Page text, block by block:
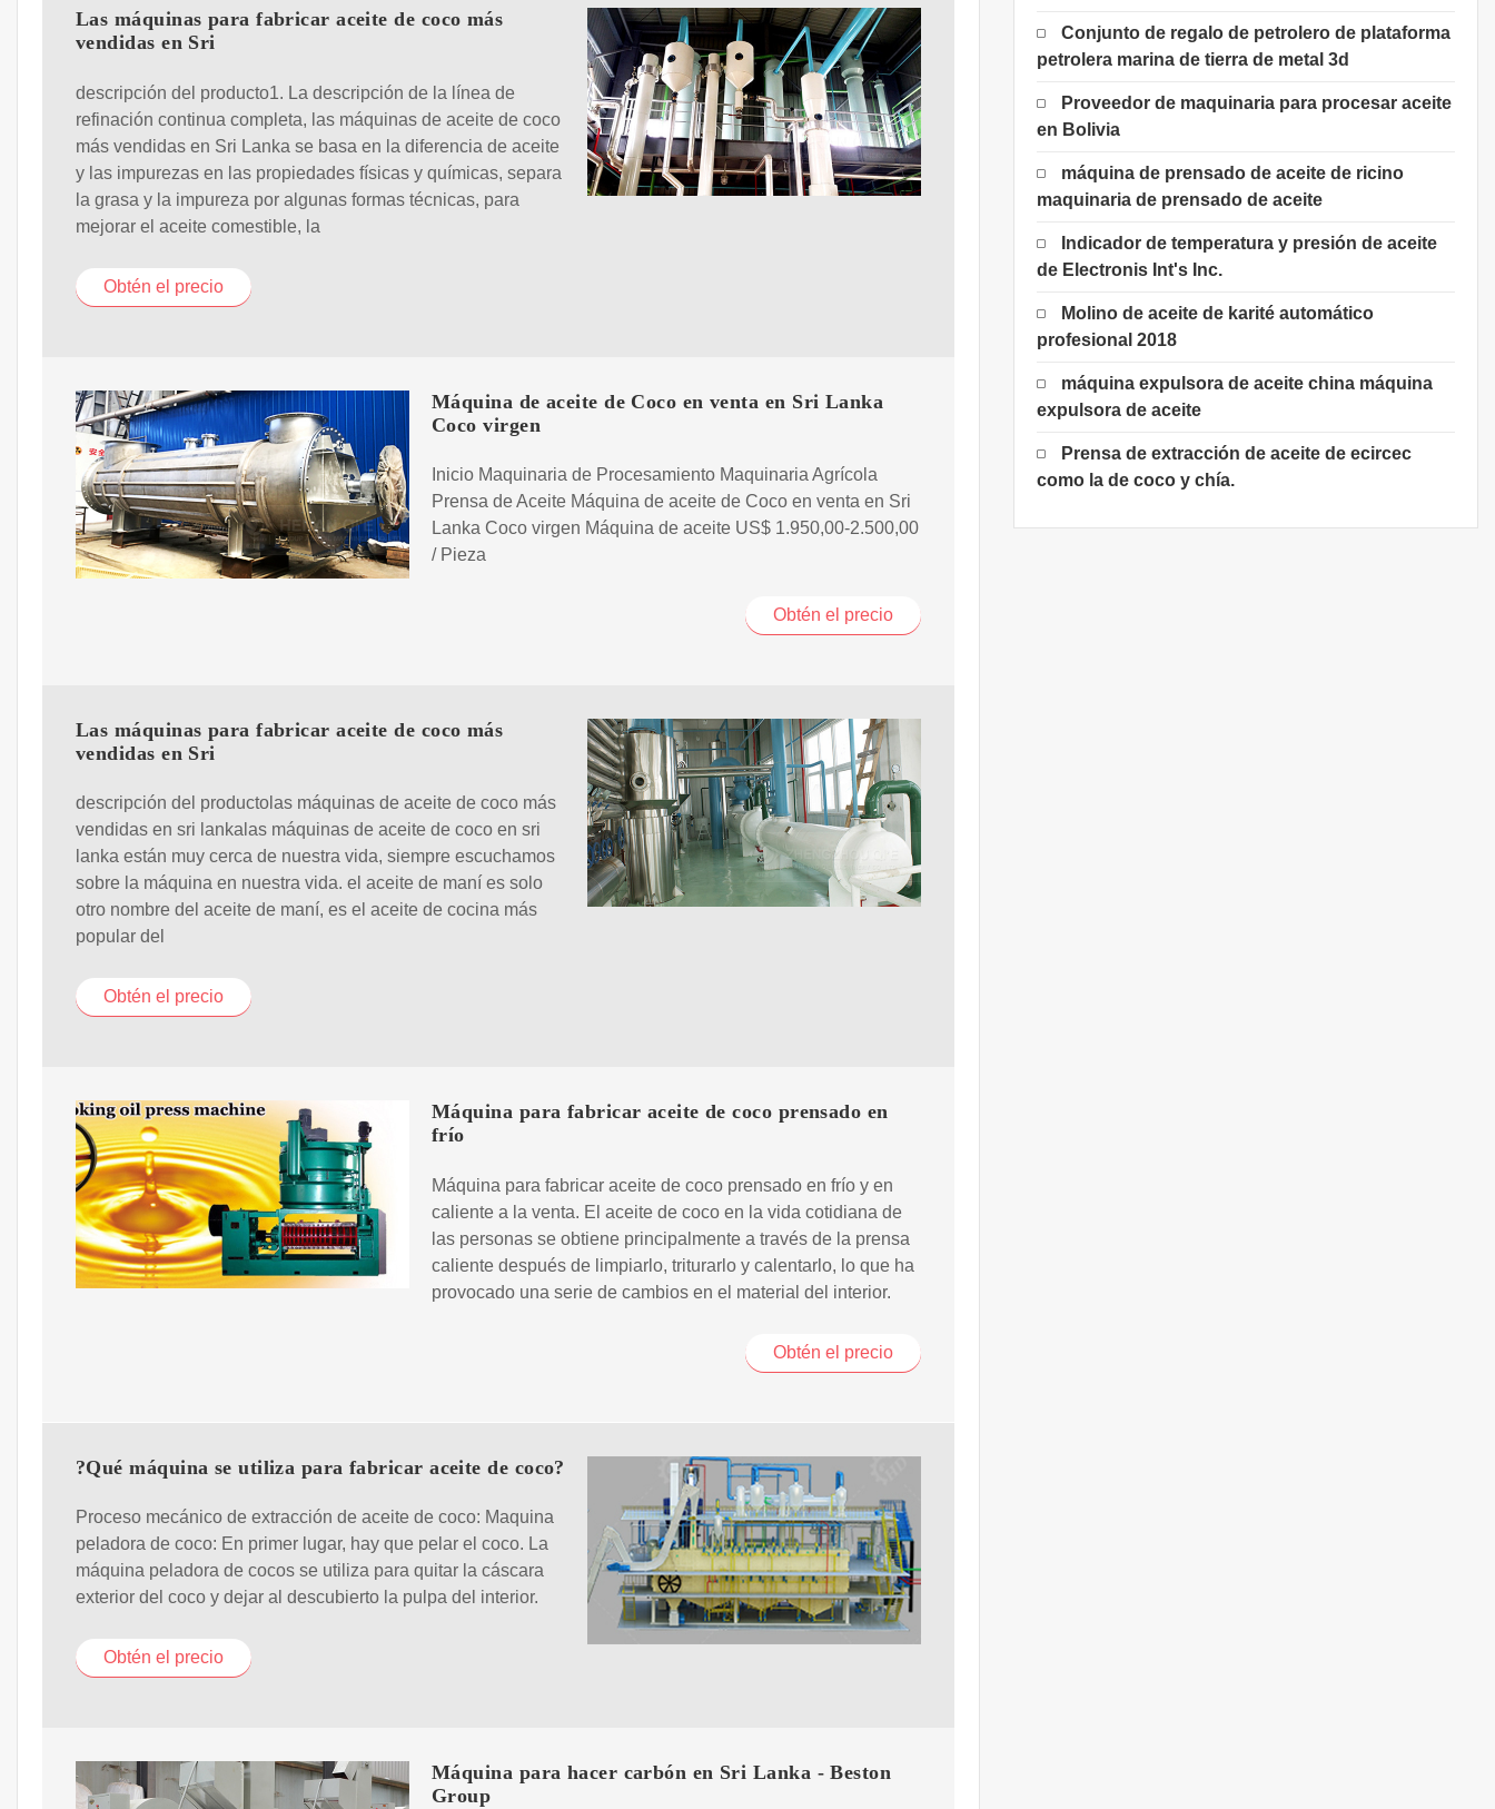
Las máquinas para fabricar aceite de coco más
vendidas en Sri
descripción del producto1. La descripción de la línea de
refinación continua completa, las máquinas de aceite de coco
más vendidas en Sri Lanka se basa en la diferencia de aceite
y las impurezas en las propiedades físicas y químicas, separa
la grasa y la impureza por algunas formas técnicas, para
mejorar el aceite comestible, la
Obtén el precio
Máquina de aceite de Coco en venta en Sri Lanka
Coco virgen
Inicio Maquinaria de Procesamiento Maquinaria Agrícola
Prensa de Aceite Máquina de aceite de Coco en venta en Sri
Lanka Coco virgen Máquina de aceite US$ 1.950,00-2.500,00
/ Pieza
Obtén el precio
Las máquinas para fabricar aceite de coco más
vendidas en Sri
descripción del productolas máquinas de aceite de coco más
vendidas en sri lankalas máquinas de aceite de coco en sri
lanka están muy cerca de nuestra vida, siempre escuchamos
sobre la máquina en nuestra vida. el aceite de maní es solo
otro nombre del aceite de maní, es el aceite de cocina más
popular del
Obtén el precio
Máquina para fabricar aceite de coco prensado en
frío
Máquina para fabricar aceite de coco prensado en frío y en
caliente a la venta. El aceite de coco en la vida cotidiana de
las personas se obtiene principalmente a través de la prensa
caliente después de limpiarlo, triturarlo y calentarlo, lo que ha
provocado una serie de cambios en el material del interior.
Obtén el precio
?Qué máquina se utiliza para fabricar aceite de coco?
Proceso mecánico de extracción de aceite de coco: Maquina
peladora de coco: En primer lugar, hay que pelar el coco. La
máquina peladora de cocos se utiliza para quitar la cáscara
exterior del coco y dejar al descubierto la pulpa del interior.
Obtén el precio
Máquina para hacer carbón en Sri Lanka - Beston
Group
Conjunto de regalo de petrolero de plataforma
petrolera marina de tierra de metal 3d
Proveedor de maquinaria para procesar aceite
en Bolivia
máquina de prensado de aceite de ricino
maquinaria de prensado de aceite
Indicador de temperatura y presión de aceite
de Electronis Int's Inc.
Molino de aceite de karité automático
profesional 2018
máquina expulsora de aceite china máquina
expulsora de aceite
Prensa de extracción de aceite de ecircec
como la de coco y chía.